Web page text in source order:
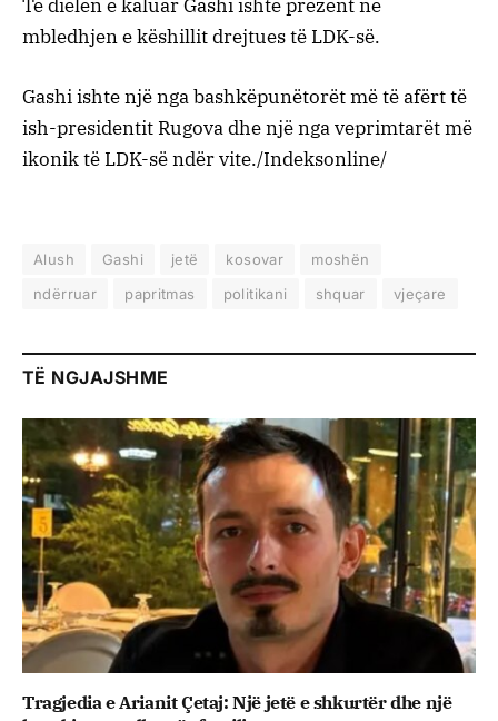
Të dielën e kaluar Gashi ishte prezent në
mbledhjen e këshillit drejtues të LDK-së.
Gashi ishte një nga bashkëpunëtorët më të afërt të
ish-presidentit Rugova dhe një nga veprimtarët më
ikonik të LDK-së ndër vite./Indeksonline/
Alush Gashi jetë kosovar
moshën
ndërruar
papritmas politikani shquar vjeçare
TË NGJAJSHME
Tragjedia e Arianit Çetaj: Një jetë e shkurtër dhe një